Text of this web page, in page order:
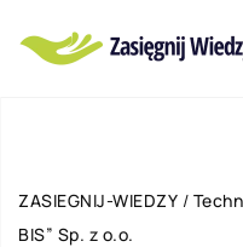
ZASIEGNIJ-WIEDZY /
BIS” Sp. z o.o.